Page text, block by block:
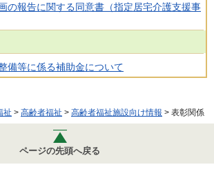
の報告に関する同意書（指定居宅介護支援事
備等に係る補助金について
祉 > 高齢者福祉 > 高齢者福祉施設向け情報 > 表彰関係
ページの先頭へ戻る